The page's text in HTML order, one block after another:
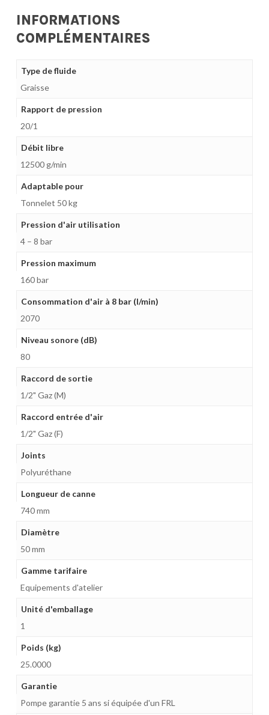
INFORMATIONS
COMPLÉMENTAIRES
Type de fluide
Graisse
Rapport de pression
20/1
Débit libre
12500 g/min
Adaptable pour
Tonnelet 50 kg
Pression d'air utilisation
4 – 8 bar
Pression maximum
160 bar
Consommation d'air à 8 bar (l/min)
2070
Niveau sonore (dB)
80
Raccord de sortie
1/2" Gaz (M)
Raccord entrée d'air
1/2" Gaz (F)
Joints
Polyuréthane
Longueur de canne
740 mm
Diamètre
50 mm
Gamme tarifaire
Equipements d'atelier
Unité d'emballage
1
Poids (kg)
25.0000
Garantie
Pompe garantie 5 ans si équipée d'un FRL